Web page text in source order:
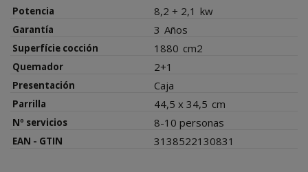
Potencia 8,2 + 2,1 kw
Garantía 3 Años
Superfície cocción 1880 cm2
Quemador 2+1
Presentación Caja
Parrilla 44,5 x 34,5 cm
Nº servicios 8-10 personas
EAN - GTIN 3138522130831